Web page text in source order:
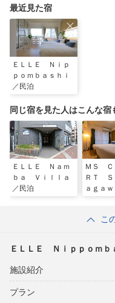
最近見た宿
ＥＬＬＥ Ｎｉｐ
ｐｏｍｂａｓｈｉ
／民泊
同じ宿を見た人はこんな宿
ＥＬＬＥ Ｎａｍ
ｂａ Ｖｉｌｌａ
／民泊
ＭＳ Ｃ
ＲＴ Ｓ
ａｇａ
こ
ＥＬＬＥ Ｎｉｐｐｏｍｂ
施設紹介
プラン